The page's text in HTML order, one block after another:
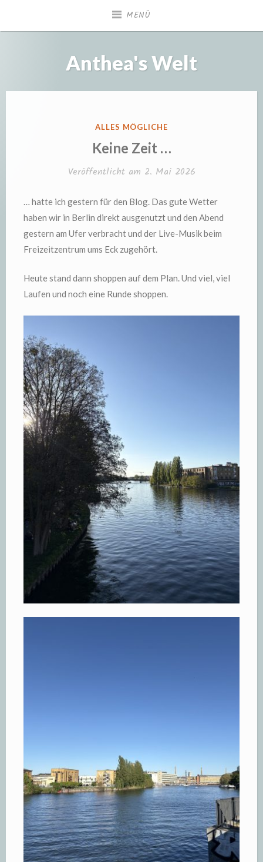
MENÜ
Anthea's Welt
VERÖFFENTLICHT
ALLES MÖGLICHE
Keine Zeit …
Veröffentlicht am 2. Mai 2026
… hatte ich gestern für den Blog. Das gute Wetter
haben wir in Berlin direkt ausgenutzt und den Abend
gestern am Ufer verbracht und der Live-Musik beim
Freizeitzentrum ums Eck zugehört.
Heute stand dann shoppen auf dem Plan. Und viel, viel
Laufen und noch eine Runde shoppen.